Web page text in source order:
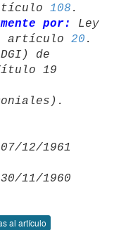
108
por:
Ley
artículo 20
de
19
al artículo